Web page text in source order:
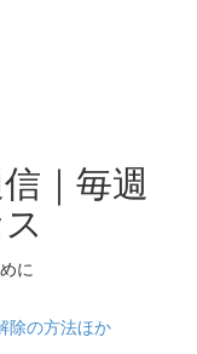
｜毎週
に
除の方法ほか